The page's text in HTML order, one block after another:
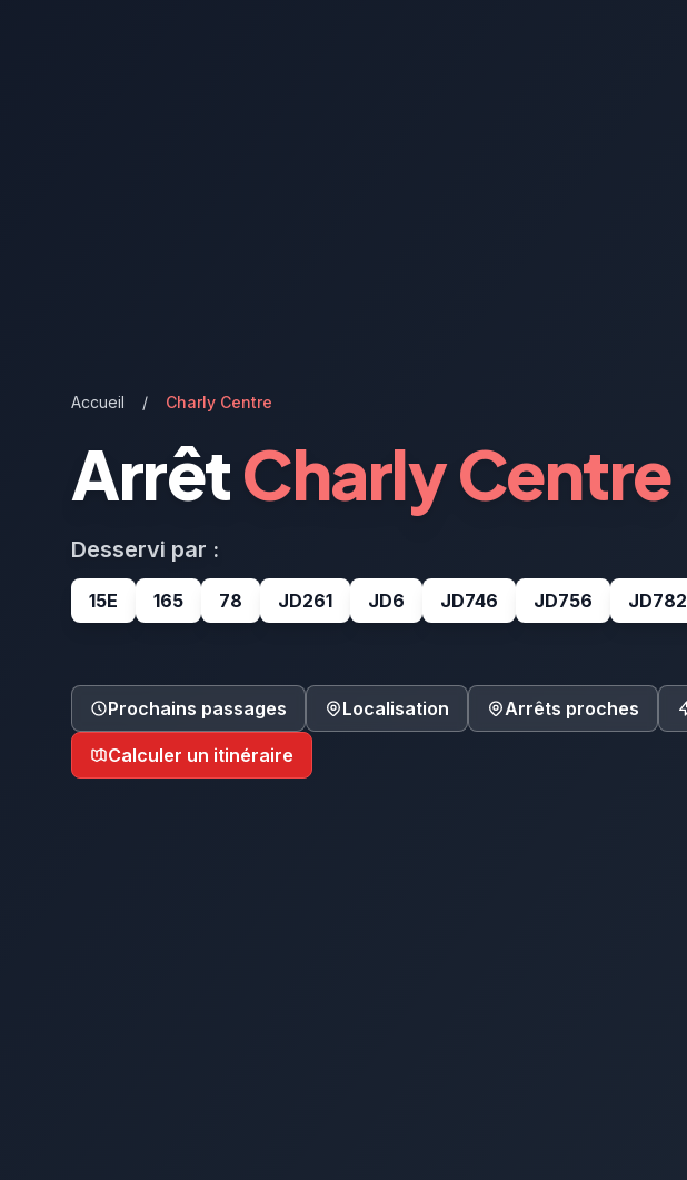
Accueil / Charly Centre
ArrêtCharly Centre
Desservi par :
15E 165 78 JD261 JD6 JD746 JD756 JD782
Prochains passages Localisation Arrêts proches
Calculer un itinéraire